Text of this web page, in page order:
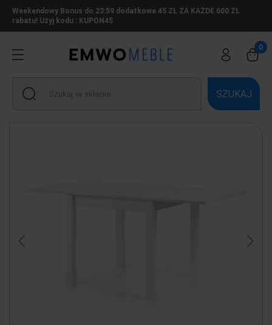
Weekendowy Bonus do 23:59 dodatkowe 45 ZŁ ZA KAŻDE 600 ZŁ
rabatu! Użyj kodu : KUPON45
SZUKAJ